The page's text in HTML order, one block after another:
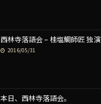
西林寺落語会 – 桂塩鯛師匠 独
2016/05/31
本日、西林寺落語会。